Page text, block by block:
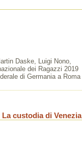
Daske, Luigi Nono,
dei Ragazzi 2019
di Germania a Roma
custodia di Venezia